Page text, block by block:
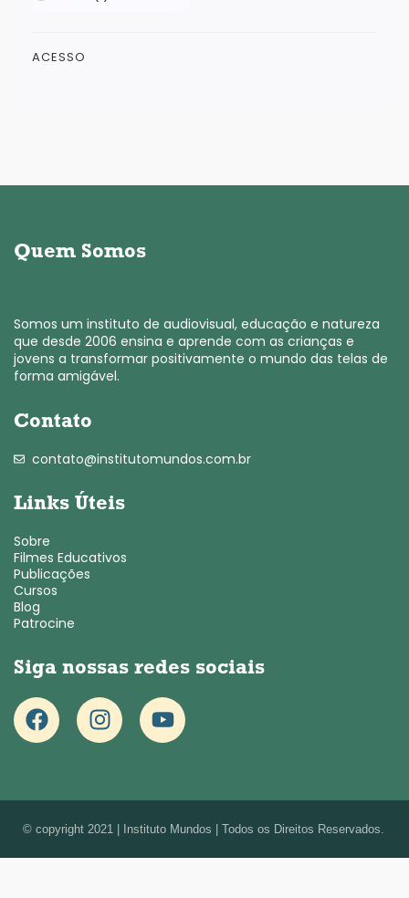
ACESSO
Quem Somos
Somos um instituto de audiovisual, educação e natureza
que desde 2006 ensina e aprende com as crianças e
jovens a transformar positivamente o mundo das telas de
forma amigável.
Contato
contato@institutomundos.com.br
Links Úteis
Sobre
Filmes Educativos
Publicações
Cursos
Blog
Patrocine
Siga nossas redes sociais
© copyright 2021 | Instituto Mundos | Todos os Direitos Reservados.